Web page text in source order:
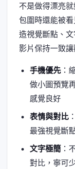
不是做得漂亮
包圍時還能被
造視覺斷點、
影片保持一致
手機優先：
做小圖預覽
感覺良好
表情與對比
最強視覺斷
文字極簡：
對比，寧可